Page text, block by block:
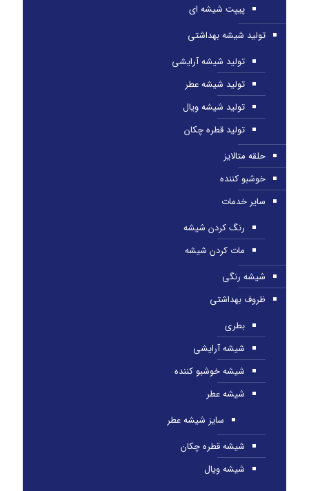
پیپت شیشه ای
تولید شیشه بهداشتی
تولید شیشه آرایشی
تولید شیشه عطر
تولید شیشه ویال
تولید قطره چکان
حلقه متالایز
خوشبو کننده
سایر خدمات
رنگ کردن شیشه
مات کردن شیشه
شیشه رنگی
ظروف بهداشتی
بطری
شیشه آرایشی
شیشه خوشبو کننده
شیشه عطر
سایز شیشه عطر
شیشه قطره چکان
شیشه ویال